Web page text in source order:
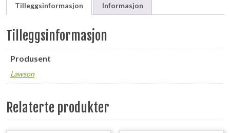
Tilleggsinformasjon Informasjon
Tilleggsinformasjon
Produsent
Lawson
Relaterte produkter